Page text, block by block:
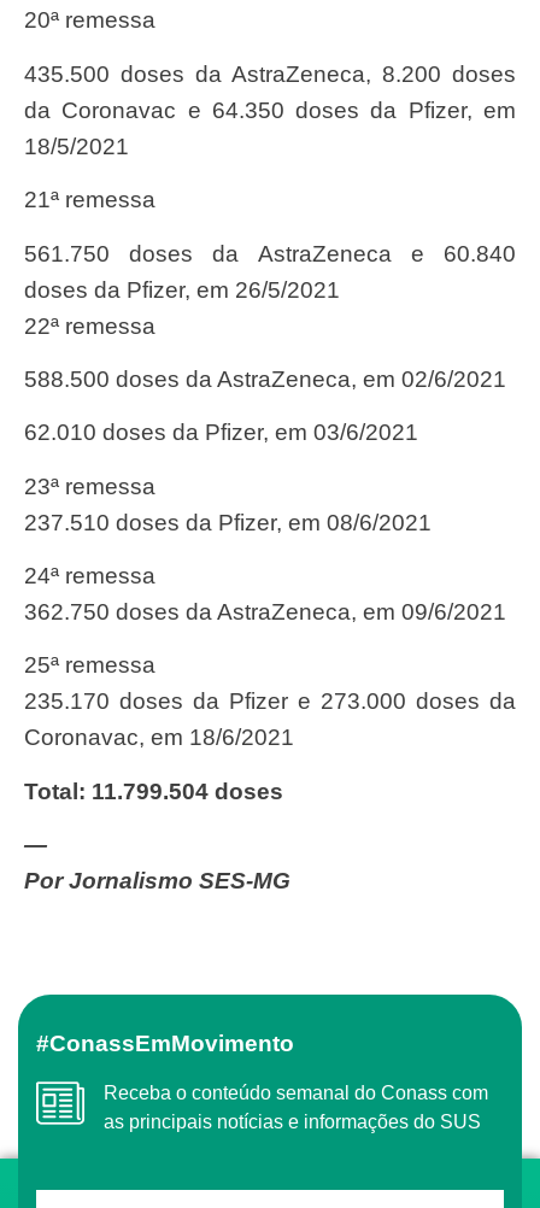
20ª remessa
435.500 doses da AstraZeneca, 8.200 doses
da Coronavac e 64.350 doses da Pfizer, em
18/5/2021
21ª remessa
561.750 doses da AstraZeneca e 60.840
doses da Pfizer, em 26/5/2021
22ª remessa
588.500 doses da AstraZeneca, em 02/6/2021
62.010 doses da Pfizer, em 03/6/2021
23ª remessa
237.510 doses da Pfizer, em 08/6/2021
24ª remessa
362.750 doses da AstraZeneca, em 09/6/2021
25ª remessa
235.170 doses da Pfizer e 273.000 doses da
Coronavac, em 18/6/2021
Total: 11.799.504 doses
—
Por Jornalismo SES-MG
#ConassEmMovimento
Receba o conteúdo semanal do Conass com
as principais notícias e informações do SUS